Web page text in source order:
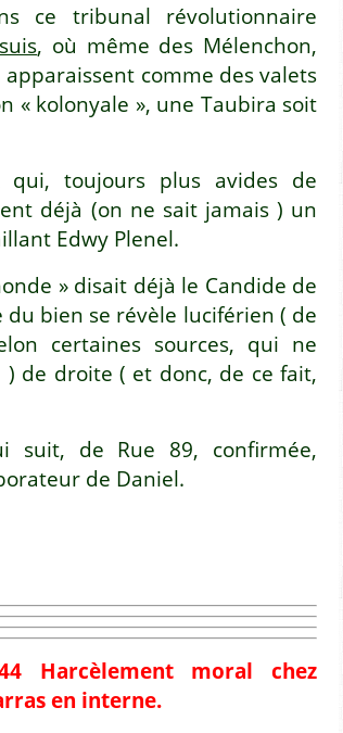
ce tribunal révolutionnaire
, où même des Mélenchon,
comme des valets
« kolonyale », une Taubira soit
toujours plus avides de
déjà (on ne sait jamais ) un
Edwy Plenel.
» disait déjà le Candide de
bien se révèle luciférien ( de
certaines sources, qui ne
de droite ( et donc, de ce fait,
suit, de Rue 89, confirmée,
de Daniel.
Harcèlement moral chez
en interne.